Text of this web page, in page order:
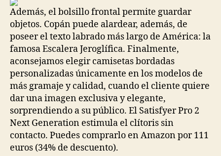
Además, el bolsillo frontal permite guardar
objetos. Copán puede alardear, además, de
poseer el texto labrado más largo de América: la
famosa Escalera Jeroglífica. Finalmente,
aconsejamos elegir camisetas bordadas
personalizadas únicamente en los modelos de
más gramaje y calidad, cuando el cliente quiere
dar una imagen exclusiva y elegante,
sorprendiendo a su público. El Satisfyer Pro 2
Next Generation estimula el clítoris sin
contacto. Puedes comprarlo en Amazon por 111
euros (34% de descuento).